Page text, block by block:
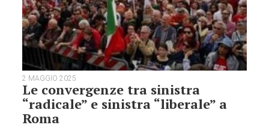
2 MAGGIO 2025
Le convergenze tra sinistra
“radicale” e sinistra “liberale” a
Roma